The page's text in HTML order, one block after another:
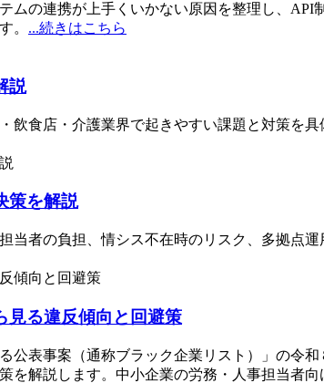
の連携が上手くいかない原因を整理し、API
。 ...続きはこちら
説
食店・介護業界で起きやすい課題と対策を
策を解説
当者の負担、情シス不在時のリスク、多拠点
見る違反傾向と回避策
表事案（通称ブラック企業リスト）」の令
を解説します。中小企業の労務・人事担当者